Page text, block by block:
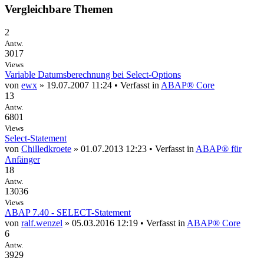
Vergleichbare Themen
2
Antw.
3017
Views
Variable Datumsberechnung bei Select-Options
von ewx » 19.07.2007 11:24 • Verfasst in ABAP® Core
13
Antw.
6801
Views
Select-Statement
von Chilledkroete » 01.07.2013 12:23 • Verfasst in ABAP® für
Anfänger
18
Antw.
13036
Views
ABAP 7.40 - SELECT-Statement
von ralf.wenzel » 05.03.2016 12:19 • Verfasst in ABAP® Core
6
Antw.
3929